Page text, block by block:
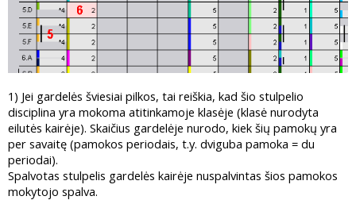
1) Jei gardelės šviesiai pilkos, tai reiškia, kad šio stulpelio
disciplina yra mokoma atitinkamoje klasėje (klasė nurodyta
eilutės kairėje). Skaičius gardelėje nurodo, kiek šių pamokų yra
per savaitę (pamokos periodais, t.y. dviguba pamoka = du
periodai).
Spalvotas stulpelis gardelės kairėje nuspalvintas šios pamokos
mokytojo spalva.